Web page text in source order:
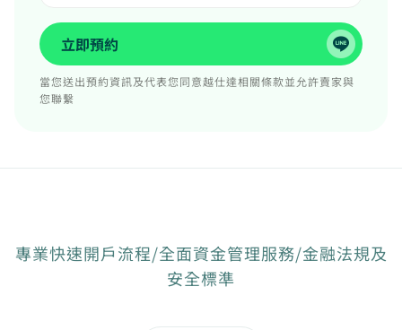
立即預約
當您送出預約資訊及代表您同意越仕達相關條款並允許賣家與
您聯繫
專業快速開戶流程/全面資金管理服務/金融法規及
安全標準